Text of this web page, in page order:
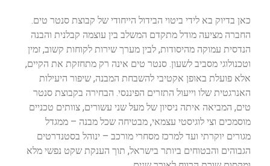
כאן בדיוק בא לידי ביטוי הבידול הייחודי של קבוצת סנטר טים.
החברה מציעה מודל מתקדם המשלב בין עוצמה קבלנית והבנה
הנדסית עמוקה מהיסודות, לבין מערך שירות לקוחות קשוב, זמין
וטכנולוגי מסביב לשעון. סנטר טים אינה רק מתחזקת את הקיים,
אלא פועלת באופן אקטיבי להשבחת המבנה, שיפור היעילות
האנרגטית שלו וייעול התזרים הפיננסי. הבחירה בקבוצת סנטר
טים, המביאה איתה ניסיון של מעל שני עשורים, צוותים טכניים
מוסמכים וצי לוגיסטי עצמאי, מבטיחה שכל מבנה – ממגדל
מגורים יוקרתי ועד למרכז מסחרי מורכב – ינוהל בסטנדרטים
הגבוהים והבטוחים ביותר בישראל, תוך הענקת שקט נפשי מלא